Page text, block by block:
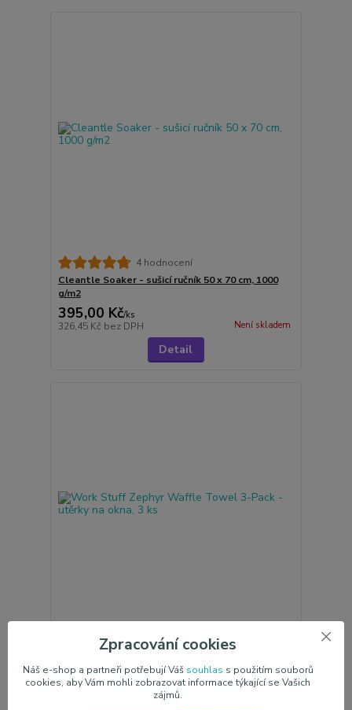
4 hodnocení
Cleantle Soaker - sušicí ručník 50 x 70 cm, 1000
g/m2
395,00 Kč/ks
326,45 Kč bez DPH Není skladem
Detail
na okna, 3 ks
395,00 Kč /ks
326,45 Kčbez DPH Není skladem
Detail
Zpracování cookies
Náš e-shop a partneři potřebují Váš souhlas s použitím souborů
cookies, aby Vám mohli zobrazovat informace týkající se Vašich
zájmů.